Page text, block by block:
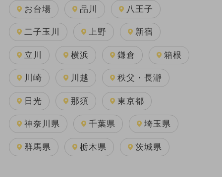
お台場 品川 八王子
二子玉川 上野 新宿
立川 横浜 鎌倉 箱根
川崎 川越 秩父・長瀞
日光 那須 東京都
神奈川県 千葉県 埼玉県
群馬県 栃木県 茨城県